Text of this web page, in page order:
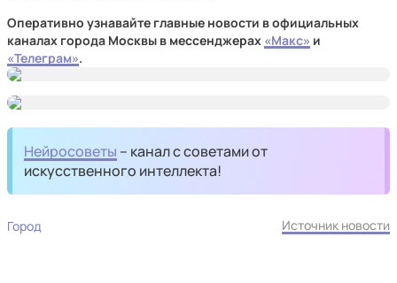
Оперативно узнавайте главные новости в официальных
каналах города Москвы в мессенджерах «Макс» и
«Телеграм».
Нейросоветы – канал с советами от
искусственного интеллекта!
Город Источник новости